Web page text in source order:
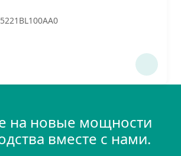
на новые мощности
вместе с нами.